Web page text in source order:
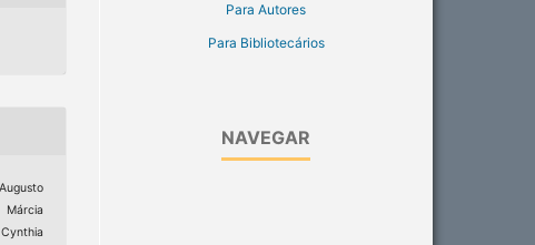
Márcia
Para Autores
Para Bibliotecários
NAVEGAR